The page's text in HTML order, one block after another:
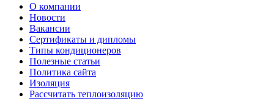
О компании
Новости
Вакансии
Сертификаты и дипломы
Типы кондиционеров
Полезные статьи
Политика сайта
Изоляция
Рассчитать теплоизоляцию